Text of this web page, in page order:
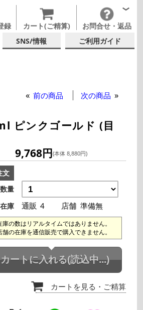
録 カート(ご精算) お問合せ・返品
SNS/情報 ご利用ガイド
前の商品 次の商品
ピンクゴールド (目
9,768円(本体 8,880円)
文
数量
在庫
通販 4 店舗 準備無
庫の数はリアルタイムではありません。
舗の在庫を通信販売で購入できません。
カートに入れる(読込中...)
カートを見る ・ご精算